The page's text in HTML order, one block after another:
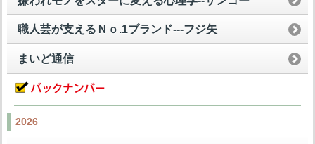
職人芸が支えるＮｏ.1ブランド---フジ矢
まいど通信
2026